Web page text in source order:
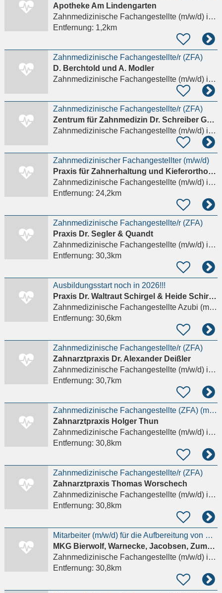
Apotheke Am Lindengarten
Zahnmedizinische Fachangestellte (m/w/d)in Bobitz
Entfernung: 1,2km
Zahnmedizinische Fachangestellte/r (ZFA)
D. Berchtold und A. Modler
Zahnmedizinische Fachangestellte (m/w/d)in Wismar
Zahnmedizinische Fachangestellte/r (ZFA)
Zentrum für Zahnmedizin Dr. Schreiber GmbH
Zahnmedizinische Fachangestellte (m/w/d)in Wismar
Zahnmedizinischer Fachangestellter (m/w/d)
Praxis für Zahnerhaltung und Kieferorthopädie Dr.MSc Ronald & Sebastian Möbius
Zahnmedizinische Fachangestellte (m/w/d)in Blankenberg Ludwigslust-Parchim
Entfernung: 24,2km
Zahnmedizinische Fachangestellte/r (ZFA)
Praxis Dr. Segler & Quandt
Zahnmedizinische Fachangestellte (m/w/d)in Schwerin
Entfernung: 30,3km
Ausbildungsstart noch in 2026!!!
Praxis Dr. Waltraut Schirgel & Heide Schirgel GbR
Zahnmedizinische Fachangestellte Azubi (m/w/d)
Entfernung: 30,6km
Zahnmedizinische Fachangestellte/r (ZFA)
Zahnarztpraxis Dr. Alexander Deißler
Zahnmedizinische Fachangestellte (m/w/d)in Schwerin
Entfernung: 30,7km
Zahnmedizinische Fachangestellte (ZFA) (m/w/d)
Zahnarztpraxis Holger Thun
Zahnmedizinische Fachangestellte (m/w/d)in Schwerin
Entfernung: 30,8km
Zahnmedizinische Fachangestellte/r (ZFA)
Zahnarztpraxis Thomas Worschech
Zahnmedizinische Fachangestellte (m/w/d)in Schwerin
Entfernung: 30,8km
Mitarbeiter (m/w/d) für die Aufbereitung von Medizinprodukten (AEMP) in unserer MKG-Praxis gesucht
MKG Bierwolf, Warnecke, Jacobsen, Zumstrull PartG
Zahnmedizinische Fachangestellte (m/w/d)in Schwerin
Entfernung: 30,8km